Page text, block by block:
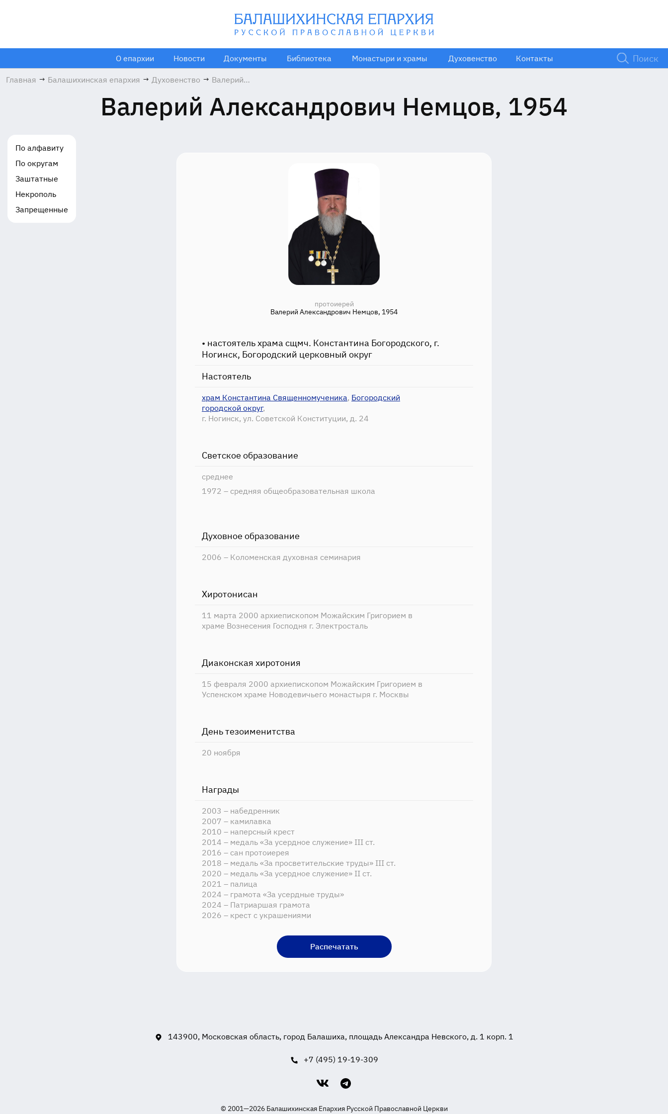
О епархии Новости Документы Библиотека Монастыри и храмы Духовенство Контакты
Главная → Балашихинская епархия → Духовенство → Валерий
Немцов, 1954
Валерий Александрович Немцов, 1954
По алфавиту
По округам
Заштатные
Некрополь
Запрещенные
протоиерей
Валерий Александрович Немцов, 1954
• настоятель храма сщмч. Константина Богородского, г.
Ногинск, Богородский церковный округ
Настоятель
храм Константина Священномученика, Богородский
городской округ,
г. Ногинск, ул. Советской Конституции, д. 24
Светское образование
среднее
1972 – средняя общеобразовательная школа
Духовное образование
2006 – Коломенская духовная семинария
Хиротонисан
11 марта 2000 архиепископом Можайским Григорием в
храме Вознесения Господня г. Электросталь
Диаконская хиротония
15 февраля 2000 архиепископом Можайским Григорием в
Успенском храме Новодевичьего монастыря г. Москвы
День тезоименитства
20 ноября
Награды
2003 – набедренник
2007 – камилавка
2010 – наперсный крест
2014 – медаль «За усердное служение» III ст.
2016 – сан протоиерея
2018 – медаль «За просветительские труды» III ст.
2020 – медаль «За усердное служение» II ст.
2021 – палица
2024 – грамота «За усердные труды»
2024 – Патриаршая грамота
2026 – крест с украшениями
Распечатать
143900, Московская область, город Балашиха, площадь Александра Невского, д. 1 корп. 1
+7 (495) 19-19-309
© 2001—2026 Балашихинская Епархия Русской Православной Церкви